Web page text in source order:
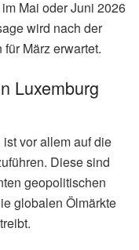
und
zu index